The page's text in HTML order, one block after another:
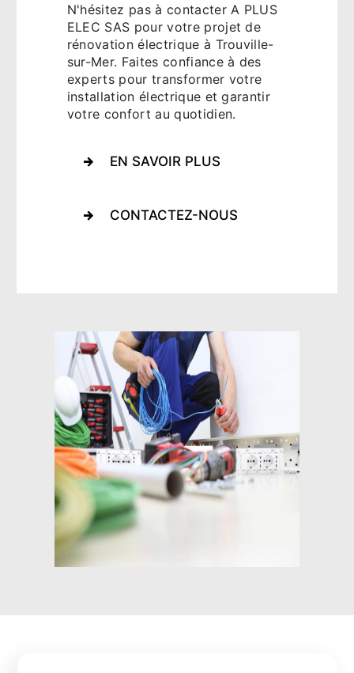
N'hésitez pas à contacter A PLUS
ELEC SAS pour votre projet de
rénovation électrique à Trouville-
sur-Mer. Faites confiance à des
experts pour transformer votre
installation électrique et garantir
votre confort au quotidien.
EN SAVOIR PLUS
CONTACTEZ-NOUS